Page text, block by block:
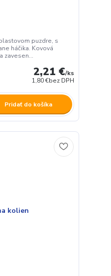
puzdre, s
háčika. Kovová
zavesen...
2,21 €/ks
1,80 €bez DPH
Pridať do košíka